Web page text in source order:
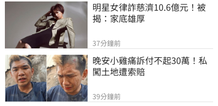
明星女律詐慈濟10.6億元！被
揭：家底雄厚
37分鐘前
晚安小雞痛訴付不起30萬！私
闖土地遭索賠
39分鐘前